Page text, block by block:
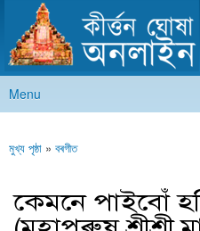
main
content
কীৰ্ত্তন ঘোষা অনলাইন
Main menu
Menu
You are here
মুখ্য পৃষ্ঠা » বৰগীত
কেমনে পাইবোঁ